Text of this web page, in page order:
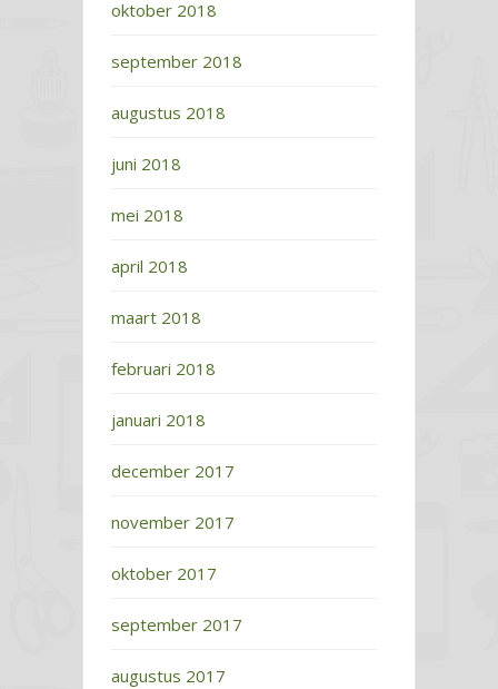
oktober 2018
september 2018
augustus 2018
juni 2018
mei 2018
april 2018
maart 2018
februari 2018
januari 2018
december 2017
november 2017
oktober 2017
september 2017
augustus 2017